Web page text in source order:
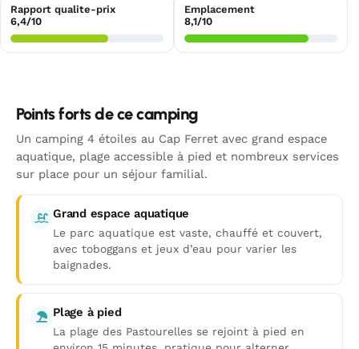
Rapport qualite-prix
6,4/10
Emplacement
8,1/10
Points forts de ce camping
Un camping 4 étoiles au Cap Ferret avec grand espace
aquatique, plage accessible à pied et nombreux services
sur place pour un séjour familial.
Grand espace aquatique
Le parc aquatique est vaste, chauffé et couvert,
avec toboggans et jeux d’eau pour varier les
baignades.
Plage à pied
La plage des Pastourelles se rejoint à pied en